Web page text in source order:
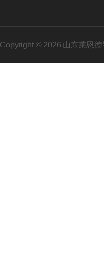
Copyright © 2026 山东莱恩